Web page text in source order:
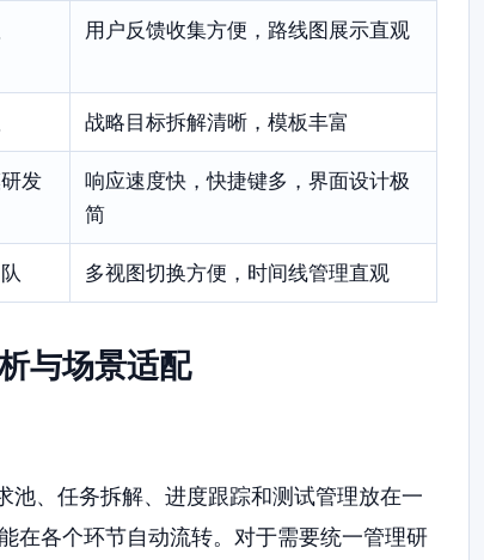
用户反馈收集方便，路线图展示直观
战略目标拆解清晰，模板丰富
发
响应速度快，快捷键多，界面设计极
简
多视图切换方便，时间线管理直观
与场景适配
池、任务拆解、进度跟踪和测试管理放在一
在各个环节自动流转。对于需要统一管理研